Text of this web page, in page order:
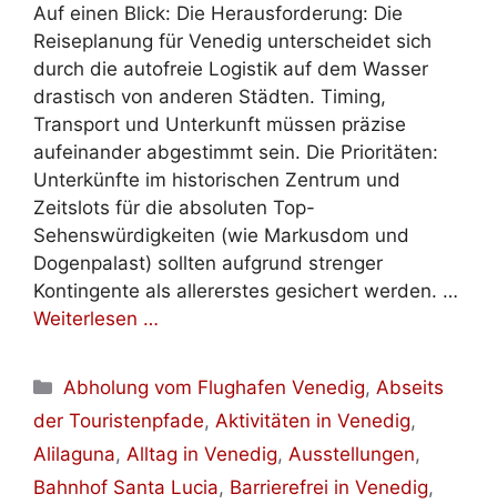
Auf einen Blick: Die Herausforderung: Die
Reiseplanung für Venedig unterscheidet sich
durch die autofreie Logistik auf dem Wasser
drastisch von anderen Städten. Timing,
Transport und Unterkunft müssen präzise
aufeinander abgestimmt sein. Die Prioritäten:
Unterkünfte im historischen Zentrum und
Zeitslots für die absoluten Top-
Sehenswürdigkeiten (wie Markusdom und
Dogenpalast) sollten aufgrund strenger
Kontingente als allererstes gesichert werden. …
Weiterlesen …
Kategorien
Abholung vom Flughafen Venedig,Abseits
der Touristenpfade, Aktivitäten in Venedig,
Alilaguna, Alltag in Venedig, Ausstellungen,
Bahnhof Santa Lucia, Barrierefrei in Venedig,